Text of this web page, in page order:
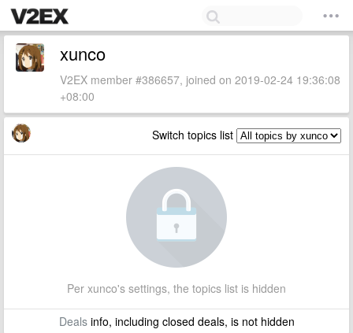
xunco
V2EX member #386657, joined on 2019-02-24 19:36:08
+08:00
Switch topics list
Per xunco's settings, the topics list is hidden
Dealsinfo, including closed deals, is not hidden